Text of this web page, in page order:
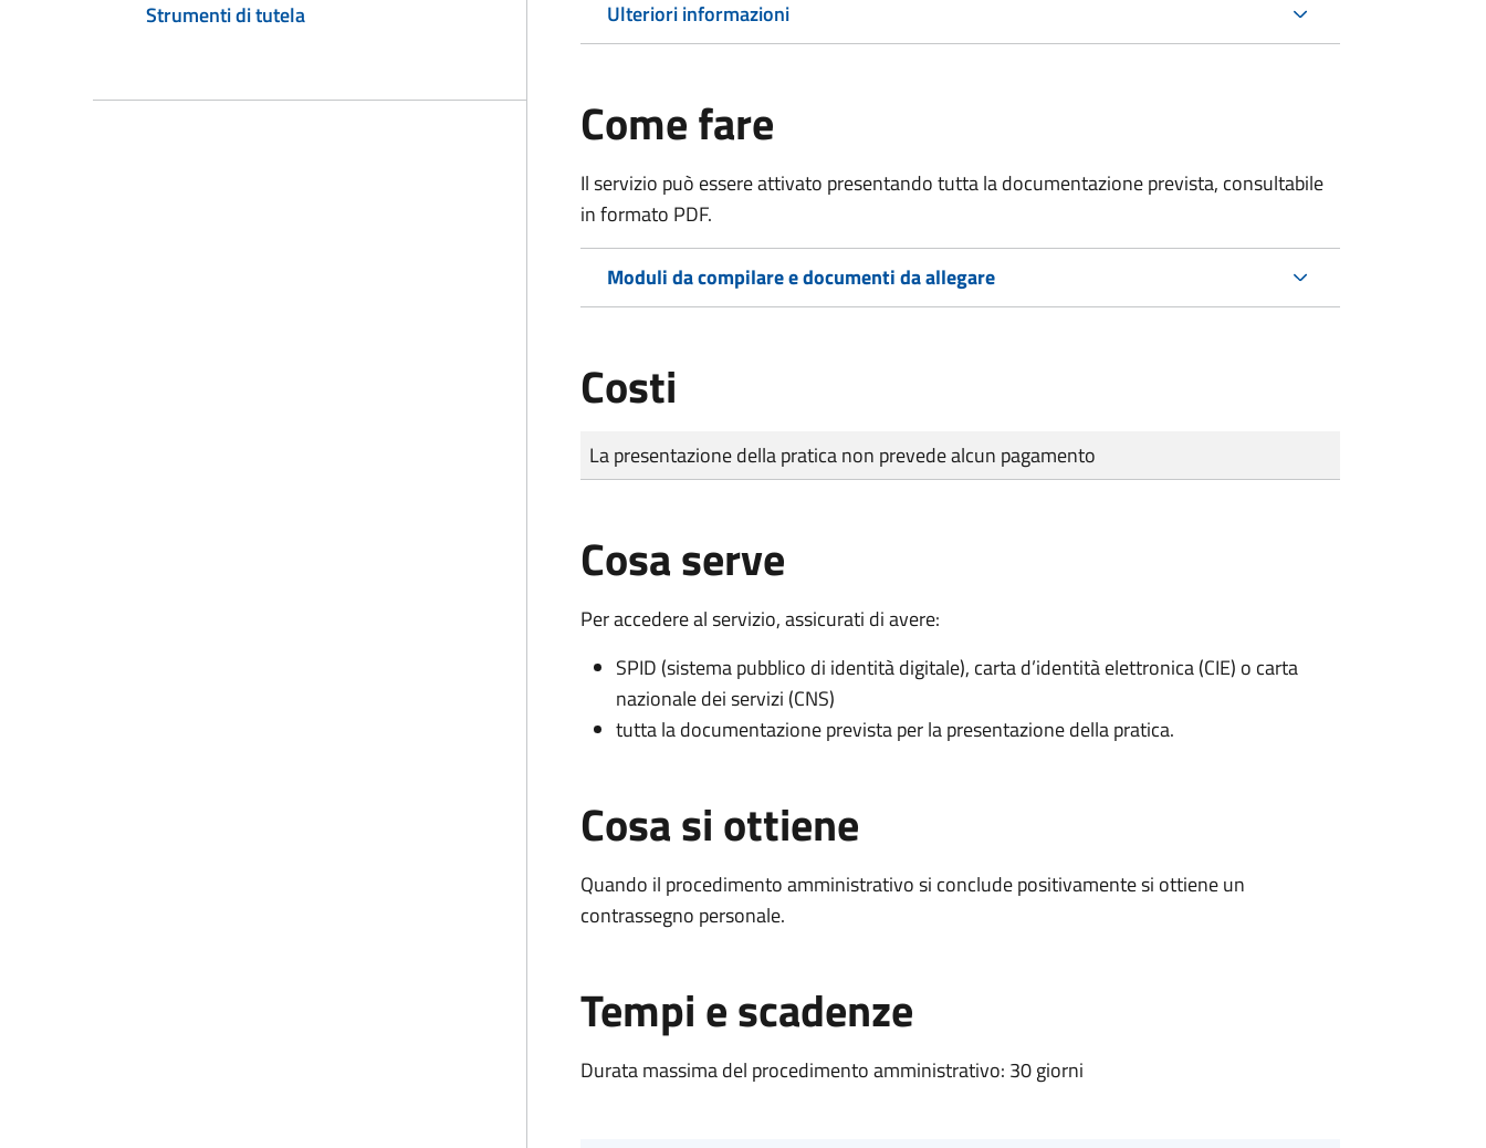
Strumenti di tutela
Ulteriori informazioni
Come fare
Il servizio può essere attivato presentando tutta la documentazione prevista, consultabile
in formato PDF.
Moduli da compilare e documenti da allegare
Costi
Tipo di pagamento
Importo
La presentazione della pratica non prevede alcun pagamento
Cosa serve
Per accedere al servizio, assicurati di avere:
SPID (sistema pubblico di identità digitale), carta d’identità elettronica (CIE) o carta
nazionale dei servizi (CNS)
tutta la documentazione prevista per la presentazione della pratica.
Cosa si ottiene
Quando il procedimento amministrativo si conclude positivamente si ottiene un
contrassegno personale.
Tempi e scadenze
Durata massima del procedimento amministrativo: 30 giorni